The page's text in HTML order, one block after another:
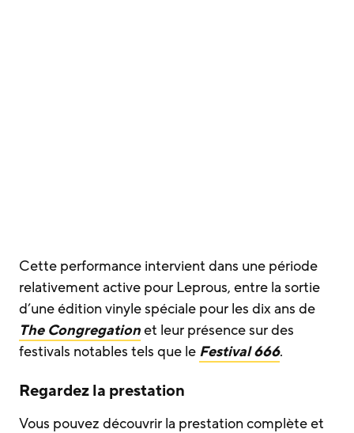
Cette performance intervient dans une période
relativement active pour Leprous, entre la sortie
d’une édition vinyle spéciale pour les dix ans de
The Congregationet leur présence sur des
festivals notables tels que le Festival 666.
Regardez la prestation
Vous pouvez découvrir la prestation complète et